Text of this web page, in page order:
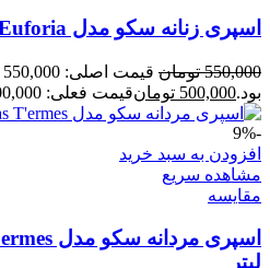
اسپری زنانه سکو مدل Euforia حجم 200 میلی لیتر
550,000 تومان
بود.500,000 تومانقیمت فعلی: 500,000 تومان.
-9%
افزودن به سبد خرید
مشاهده سریع
مقایسه
لیتر